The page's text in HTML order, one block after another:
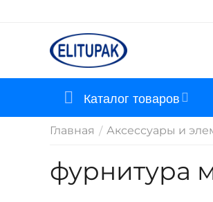
Каталог товаров
Главная / Аксессуары и
фурнитура